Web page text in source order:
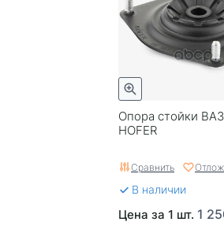
Опора стойки
HOFER
Сравнить
В наличии
Цена за 1 шт. 1